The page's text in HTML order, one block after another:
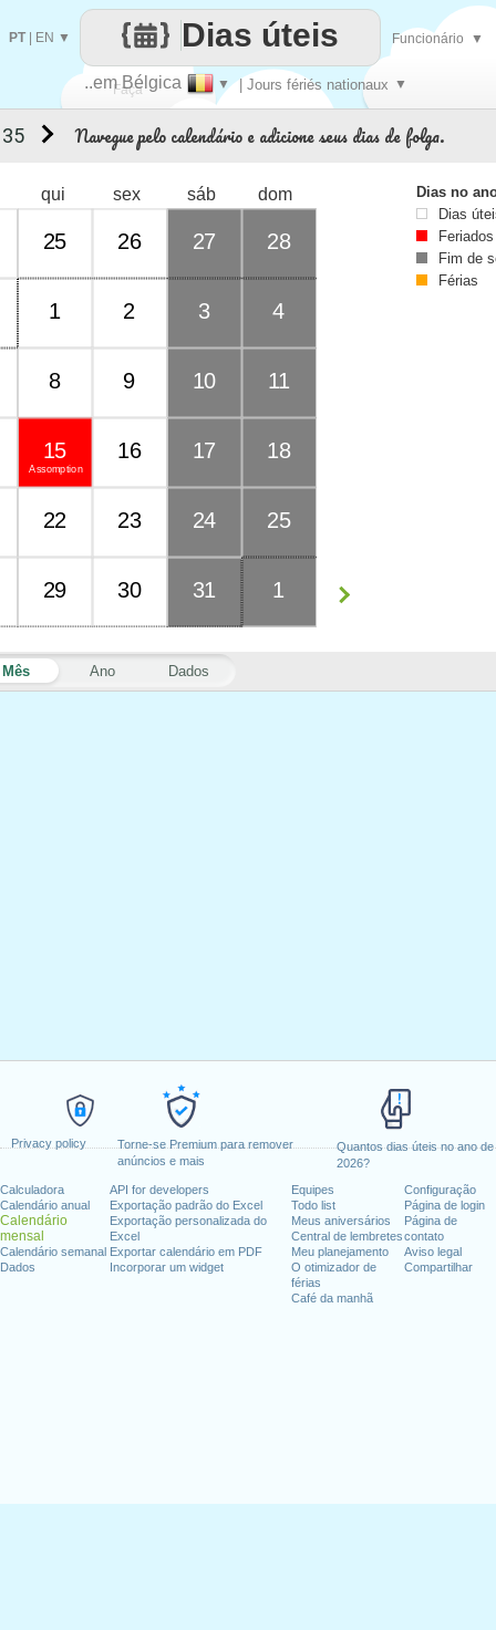
Privacy policy
Torne-se Premium para remover
anúncios e mais
Quantos dias úteis no ano de
2026?
Calculadora
Calendário anual
Calendário
mensal
Calendário semanal
Dados
API for developers
Exportação padrão do Excel
Exportação personalizada do
Excel
Exportar calendário em PDF
Incorporar um widget
Equipes
Todo list
Meus aniversários
Central de lembretes
Meu planejamento
O otimizador de
férias
Café da manhã
Configuração
Página de login
Página de
contato
Aviso legal
Compartilhar
Faça
..em Bélgica ▼ | Jours fériés nationaux ▼
Dias úteis
PT| EN ▼ Funcionário ▼
Navegue pelo calendário e adicione seus dias de folga.
Mês Ano Dados
qui sex sáb dom
25 26 27 28
1 2 3 4
8 9 10 11
Assomption
15 16 17 18
22 23 24 25
29 30 31 1
Dias no
Dias
Feriados
Fim de
Férias